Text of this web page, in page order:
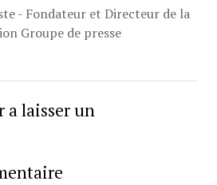
- Fondateur et Directeur de la
Groupe de presse
a laisser un